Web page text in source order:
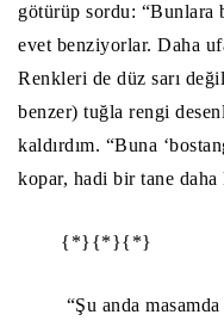
götürüp sordu: “Bunlara
evet benziyorlar. Daha
Renkleri de düz sarı
benzer) tuğla rengi
kaldırdım. “Buna
kopar, hadi bir tane
{*}{*}{*}
“Şu anda